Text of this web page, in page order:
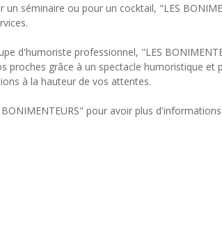
un séminaire ou pour un cocktail, "LES
d'humoriste professionnel, "LES
proches grâce à un spectacle humoristique et
à la hauteur de vos attentes.
pour avoir plus